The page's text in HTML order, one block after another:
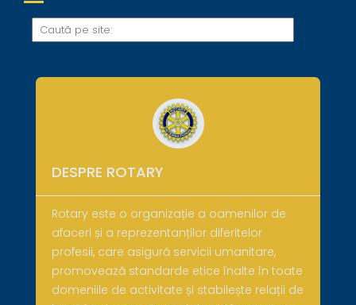
DESPRE ROTARY
Rotary este o organizație a oamenilor de
afaceri și a reprezentanților diferitelor
profesii, care asigură servicii umanitare,
promovează standarde etice înalte în toate
domeniile de activitate și stabilește relații de